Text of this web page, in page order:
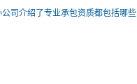
公司介绍了专业承包资质都包括哪些